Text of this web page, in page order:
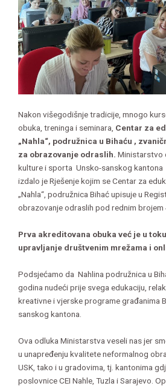
Nakon višegodišnje tradicije, mnogo
obuka, treninga i seminara, Centar za
„Nahla“, podružnica u Bihaću ,
za obrazovanje odraslih. Ministarstvo
kulture i sporta Unsko-sanskog
izdalo je Rješenje kojim se Centar za
„Nahla“, podružnica Bihać upisuje u
obrazovanje odraslih pod rednim brojem
Prva akreditovana obuka već je u
upravljanje društvenim mrežama i
Podsjećamo da Nahlina podružnica u
godina nudeći prije svega edukaciju,
kreativne i vjerske programe građanima
sanskog kantona.
Ova odluka Ministarstva veseli nas jer
u unapređenju kvalitete neformalnog
USK, tako i u gradovima, tj. kantonima
poslovnice CEI Nahle, Tuzla i Sarajevo.